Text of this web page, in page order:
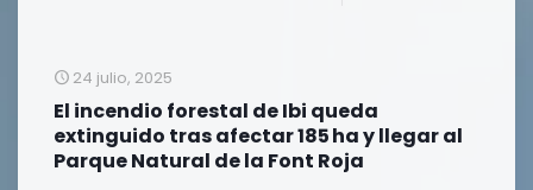
24 julio, 2025
El incendio forestal de Ibi queda
extinguido tras afectar 185 ha y llegar al
Parque Natural de la Font Roja